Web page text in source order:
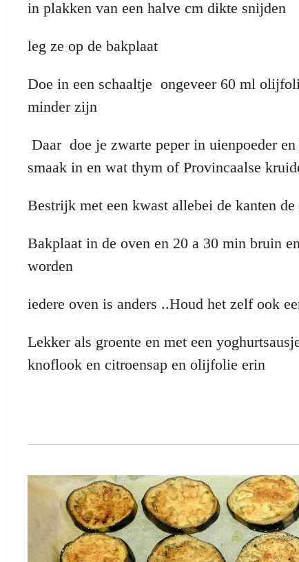
in plakken van een halve cm dikte snijden
leg ze op de bakplaat
Doe in een schaaltje ongeveer 60 ml
minder zijn
Daar doe je zwarte peper in uienpoeder
smaak in en wat thym of Provincaalse
Bestrijk met een kwast allebei de kanten de
Bakplaat in de oven en 20 a 30 min bruin
worden
iedere oven is anders ..Houd het zelf ook
Lekker als groente en met een
knoflook en citroensap en olijfolie erin